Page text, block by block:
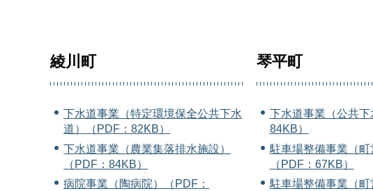
綾川町
下水道事業（特定環境保全公共下水
道）（PDF：82KB）
下水道事業（農業集落排水施設）
（PDF：84KB）
病院事業（陶病院）（PDF：
琴平町
下水道事業（公共下
84KB）
駐車場整備事業（町
（PDF：67KB）
駐車場整備事業（町